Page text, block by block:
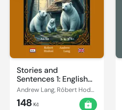
Stories and
Sentences 1: English
Edition
Andrew Lang, Róbert Hodoši
148 Kč